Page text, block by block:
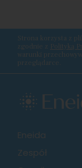
Strona korzysta z
zgodnie z Polityką
warunki
przeglądarce.
Eneida
Zespół